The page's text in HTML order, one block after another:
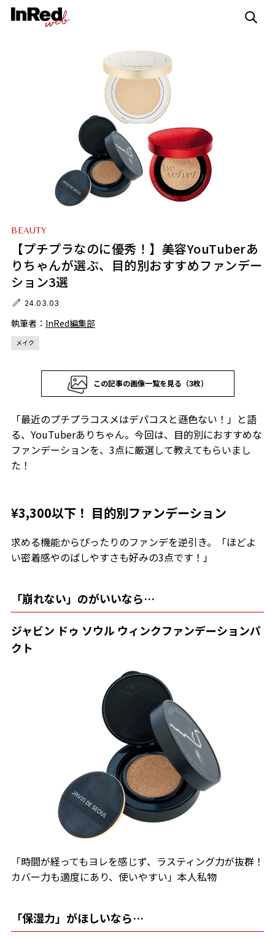
BEAUTY
【プチプラなのに優秀！】美容YouTuberあ
りちゃんが選ぶ、目的別おすすめファンデー
ション3選
24.03.03
執筆者： InRed編集部
メイク
この記事の画像一覧を見る（3枚）
「最近のプチプラコスメはデパコスと遜色ない！」と語
る、YouTuberありちゃん。今回は、目的別におすすめな
ファンデーションを、3点に厳選して教えてもらいまし
た！
¥3,300以下！ 目的別ファンデーション
求める機能からぴったりのファンデを逆引き。「ほどよ
い密着感やのばしやすさも好みの3点です！」
「崩れない」のがいいなら…
ジャビン ドゥ ソウル ウィンクファンデーションパ
クト
「時間が経ってもヨレを感じず、ラスティング力が抜群！
カバー力も適度にあり、使いやすい」本人私物
「保湿力」がほしいなら…